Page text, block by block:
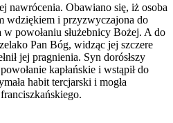
nawrócenia. Obawiano się, iż osoba
wdziękiem i przyzwyczajona do
powołaniu służebnicy Bożej. A do
Pan Bóg, widząc jej szczere
jej pragnienia. Syn dorósłszy
kapłańskie i wstąpił do
habit tercjarski i mogła